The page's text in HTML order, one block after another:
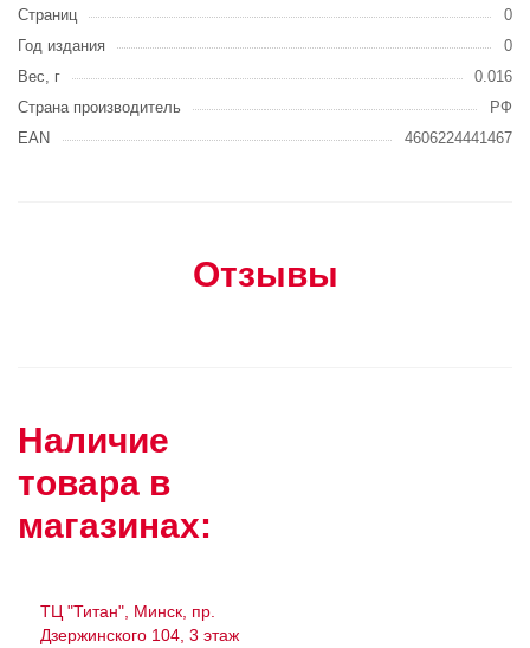
Страниц
0
Год издания
0
Вес, г
0.016
Страна производитель
РФ
EAN
4606224441467
Отзывы
Наличие
товара в
магазинах:
ТЦ "Титан", Минск, пр.
Дзержинского 104, 3 этаж